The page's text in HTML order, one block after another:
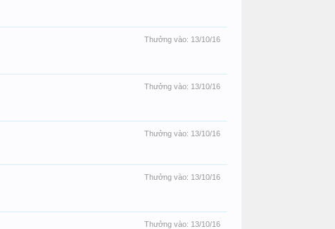
Thưởng vào: 13/10/16
Thưởng vào: 13/10/16
Thưởng vào: 13/10/16
Thưởng vào: 13/10/16
Thưởng vào: 13/10/16